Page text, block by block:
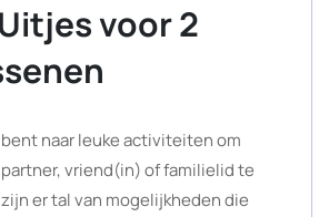
voor 2
naar leuke activiteiten om
vriend(in) of familielid te
er tal van mogelijkheden die